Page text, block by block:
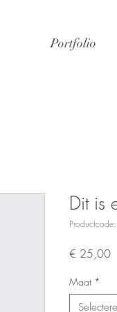
Portfolio
Dit is
€ 25,00
Maat *